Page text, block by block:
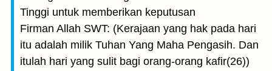
Tinggi untuk memberikan keputusan
Firman Allah SWT: (Kerajaan yang hak pada hari
itu adalah milik Tuhan Yang Maha Pengasih. Dan
itulah hari yang sulit bagi orang-orang kafir(26))